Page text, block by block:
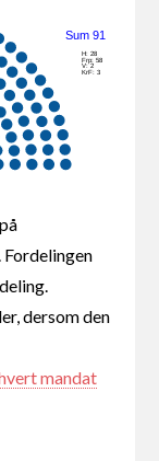
Sum 91
H: 28
Frp: 58
V: 2
KrF: 3
Fordelingen
dersom den
mandat